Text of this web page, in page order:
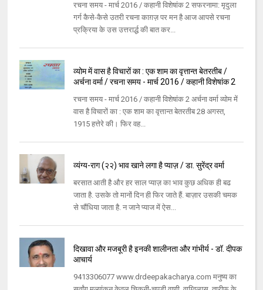
रचना समय - मार्च 2016 / कहानी विशेषांक 2 सफरनामा: मृदुला
गर्ग कैसे-कैसे उतरी रचना काग़ज़ पर मन है आज आपसे रचना
प्रक्रिया के उस उत्तरार्द्ध की बात कर...
व्योम में वास है विचारों का : एक शाम का वृत्तान्त बेतरतीब /
अर्चना वर्मा / रचना समय - मार्च 2016 / कहानी विशेषांक 2
रचना समय - मार्च 2016 / कहानी विशेषांक 2 अर्चना वर्मा व्योम में
वास है विचारों का : एक शाम का वृत्तान्त बेतरतीब 28 अगस्त,
1915 हत्तेरे की। फिर वह...
व्यंग्य-राग (२२) भाव खाने लगा है प्याज़ / डा. सुरेंद्र वर्मा
बरसात आती है और हर साल प्याज़ का भाव कुछ अधिक ही बढ
जाता है. उसके तो मानों दिन ही फिर जाते हैं. बाज़ार उसकी चमक
से चौंधिया जाता है. न जाने प्याज में ऐस...
दिखावा और मजबूरी है इनकी शालीनता और गांभीर्य - डॉ. दीपक
आचार्य
9413306077 www.drdeepakacharya.com मनुष्य का